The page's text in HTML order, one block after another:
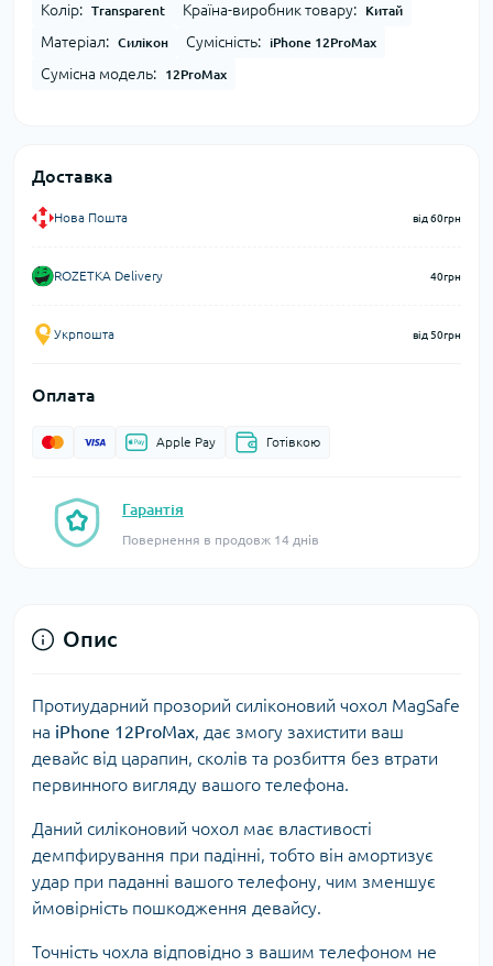
Колір: Transparent Країна-виробник товару: Китай
Матеріал: Силікон Сумісність: iPhone 12ProMax
Сумісна модель: 12ProMax
Доставка
Нова Пошта від 60грн
ROZETKA Delivery 40грн
Укрпошта від 50грн
Оплата
Apple Pay Готівкою
Гарантія
Повернення в продовж 14 днів
Опис
Протиударний прозорий силіконовий чохол MagSafe
на iPhone 12ProMax, дає змогу захистити ваш
девайс від царапин, сколів та розбиття без втрати
первинного вигляду вашого телефона.
Даний силіконовий чохол має властивості
демпфирування при падінні, тобто він амортизує
удар при паданні вашого телефону, чим зменшує
ймовірність пошкодження девайсу.
Точність чохла відповідно з вашим телефоном не